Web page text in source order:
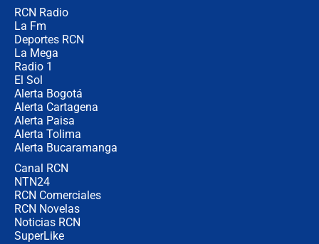
RCN Radio
La Fm
Deportes RCN
La Mega
Radio 1
El Sol
Alerta Bogotá
Alerta Cartagena
Alerta Paisa
Alerta Tolima
Alerta Bucaramanga
Canal RCN
NTN24
RCN Comerciales
RCN Novelas
Noticias RCN
SuperLike